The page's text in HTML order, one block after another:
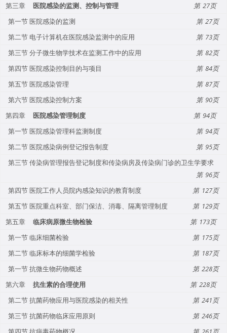
第三章
医院感染的监测、控制与管理
27
第一节 医院感染的监测
27
第二节 电子计算机在医院感染监测中的应用
73
第三节 分子微生物学技术在监测工作中的应用
82
第四节 医院感染控制目的与项目
84
第五节 医院感染管理
87
第六节 医院感染控制方案
90
第四章
医院感染管理制度
94
第一节 医院感染管理科监测制度
94
第二节 医院感染病例登记报告制度
95
第三节 传染病管理报告登记制度和传染病房及传染病门诊的卫生学要求
96
第四节 医院工作人员院内感染知识的教育制度
127
第五节 医院重点科室、部门保洁、消毒、隔离管理制度
129
第五章
临床病原微生物检验
173
第一节 临床细菌检验
175
第二节 临床标本的细菌学检验
187
第一节 抗微生物药物概述
228
第六章
抗生素的合理使用
228
第二节 抗菌药物应用与医院感染的相关性
241
第三节 抗菌药物临床应用原则
246